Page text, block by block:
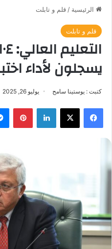
الرئيسية / قلم و تابلت
قلم و تابلت
يسجلون لأداء
كتبت : يوستينا سامح يوليو 26, 2025
فيسبوك ‫X لينكدإن